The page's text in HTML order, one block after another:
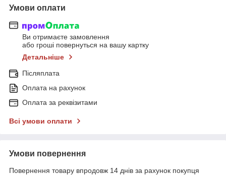
Умови оплати
Ви отримаєте замовлення
або гроші повернуться на вашу картку
Детальніше
Післяплата
Оплата на рахунок
Оплата за реквізитами
Всі умови оплати
Умови повернення
Повернення товару впродовж 14 днів за рахунок покупця